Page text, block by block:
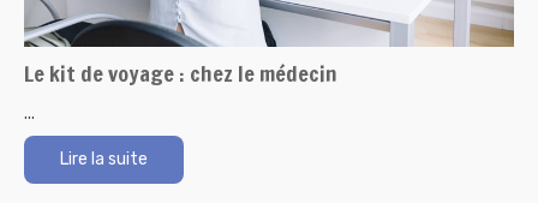
Le kit de voyage : chez le médecin
...
Lire la suite